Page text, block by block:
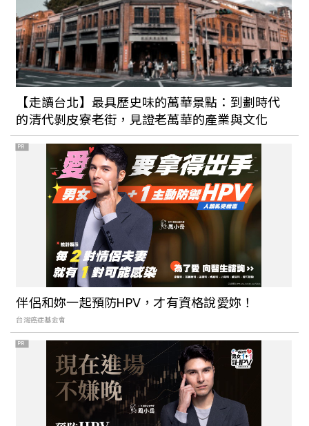
【走讀台北】最具歷史味的萬華景點：到劃時代
的清代剝皮寮老街，見證老萬華的產業與文化
PR
伴侶和妳一起預防HPV，才有資格說愛妳！
台灣癌症基金會
PR